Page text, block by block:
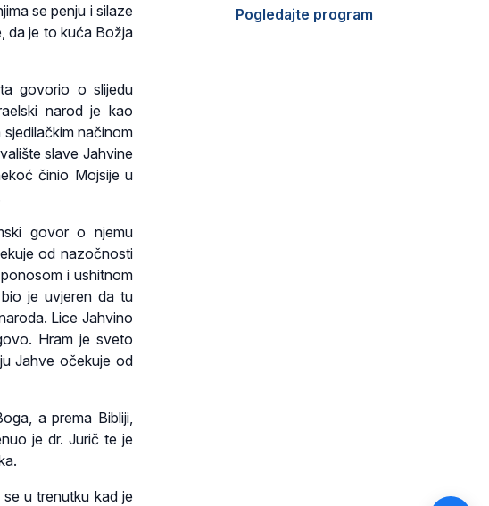
se penju i silaze
da je to kuća Božja
govorio o slijedu
narod je kao
načinom
slave Jahvine
činio Mojsije u
govor o njemu
od nazočnosti
i ushitnom
je uvjeren da tu
Lice Jahvino
Hram je sveto
Jahve očekuje od
a prema Bibliji,
je dr. Jurič te je
u trenutku kad je
Pogledajte program